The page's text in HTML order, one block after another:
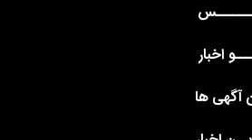
اخبار
آگهی ها